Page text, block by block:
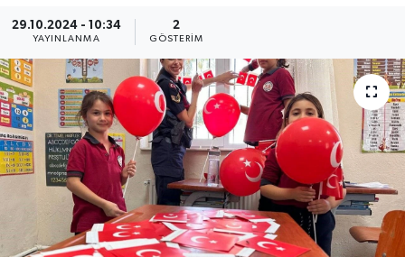
29.10.2024 - 10:34
YAYINLANMA
2
GÖSTERIM